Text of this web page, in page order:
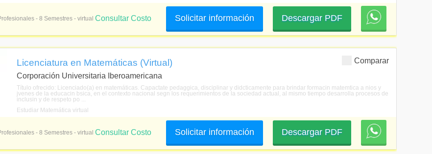
- 8 Semestres - virtual Descargar PDF
Solicitar información
Consultar Costo
Comparar
Licenciatura en Matemáticas (Virtual)
Corporación Universitaria Iberoamericana
Título ofrecido: Licenciado(a) en matemáticas. Capactate pedaggica, disciplinar y didcticamente para brindar formacin matemtica a nios y
jvenes de la educacin bsica, en el contexto nacional segn los requerimientos de la sociedad actual, al mismo tiempo desarrolla procesos de
inclusin y de respeto po ...
Estudiar Matemática virtual
- 8 Semestres - virtual Descargar PDF
Solicitar información
Consultar Costo